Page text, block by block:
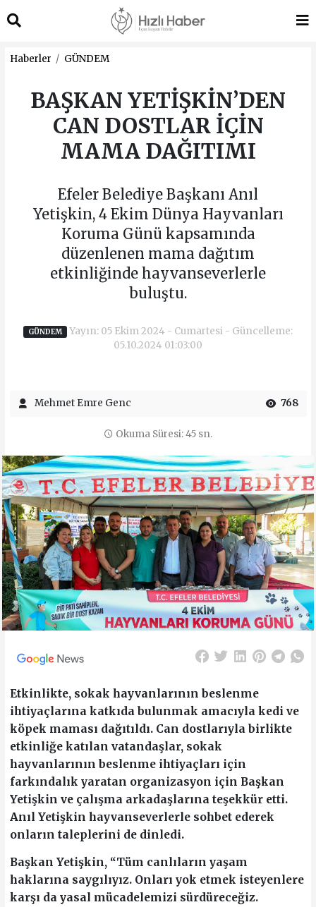
Haberler GÜNDEM
BAŞKAN YETİŞKİN’DEN
CAN DOSTLAR İÇİN
MAMA DAĞITIMI
Efeler Belediye Başkanı Anıl
Yetişkin, 4 Ekim Dünya Hayvanları
Koruma Günü kapsamında
düzenlenen mama dağıtım
etkinliğinde hayvanseverlerle
buluştu.
GÜNDEM Yayın: 05 Ekim 2024 - Cumartesi - Güncelleme:
05.10.2024 01:03:00
Mehmet Emre Genc 768
Okuma Süresi: 45 sn.
Etkinlikte, sokak hayvanlarının beslenme
ihtiyaçlarına katkıda bulunmak amacıyla kedi ve
köpek maması dağıtıldı. Can dostlarıyla birlikte
etkinliğe katılan vatandaşlar, sokak
hayvanlarının beslenme ihtiyaçları için
farkındalık yaratan organizasyon için Başkan
Yetişkin ve çalışma arkadaşlarına teşekkür etti.
Anıl Yetişkin hayvanseverlerle sohbet ederek
onların taleplerini de dinledi.
Başkan Yetişkin, “Tüm canlıların yaşam
haklarına saygılıyız. Onları yok etmek isteyenlere
karşı da yasal mücadelemizi sürdüreceğiz.